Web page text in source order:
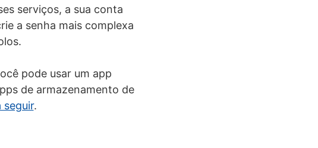
serviços, a sua conta
a senha mais complexa
pode usar um app
de armazenamento de
seguir.